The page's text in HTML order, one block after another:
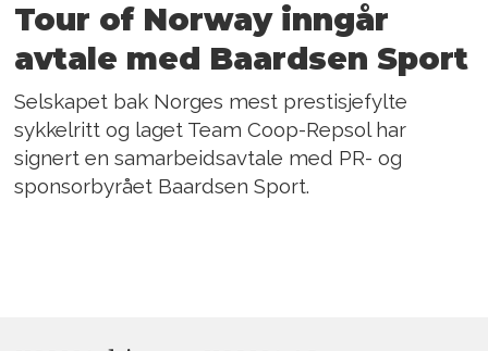
Tour of Norway inngår
avtale med Baardsen Sport
Selskapet bak Norges mest prestisjefylte
sykkelritt og laget Team Coop-Repsol har
signert en samarbeidsavtale med PR- og
sponsorbyrået Baardsen Sport.